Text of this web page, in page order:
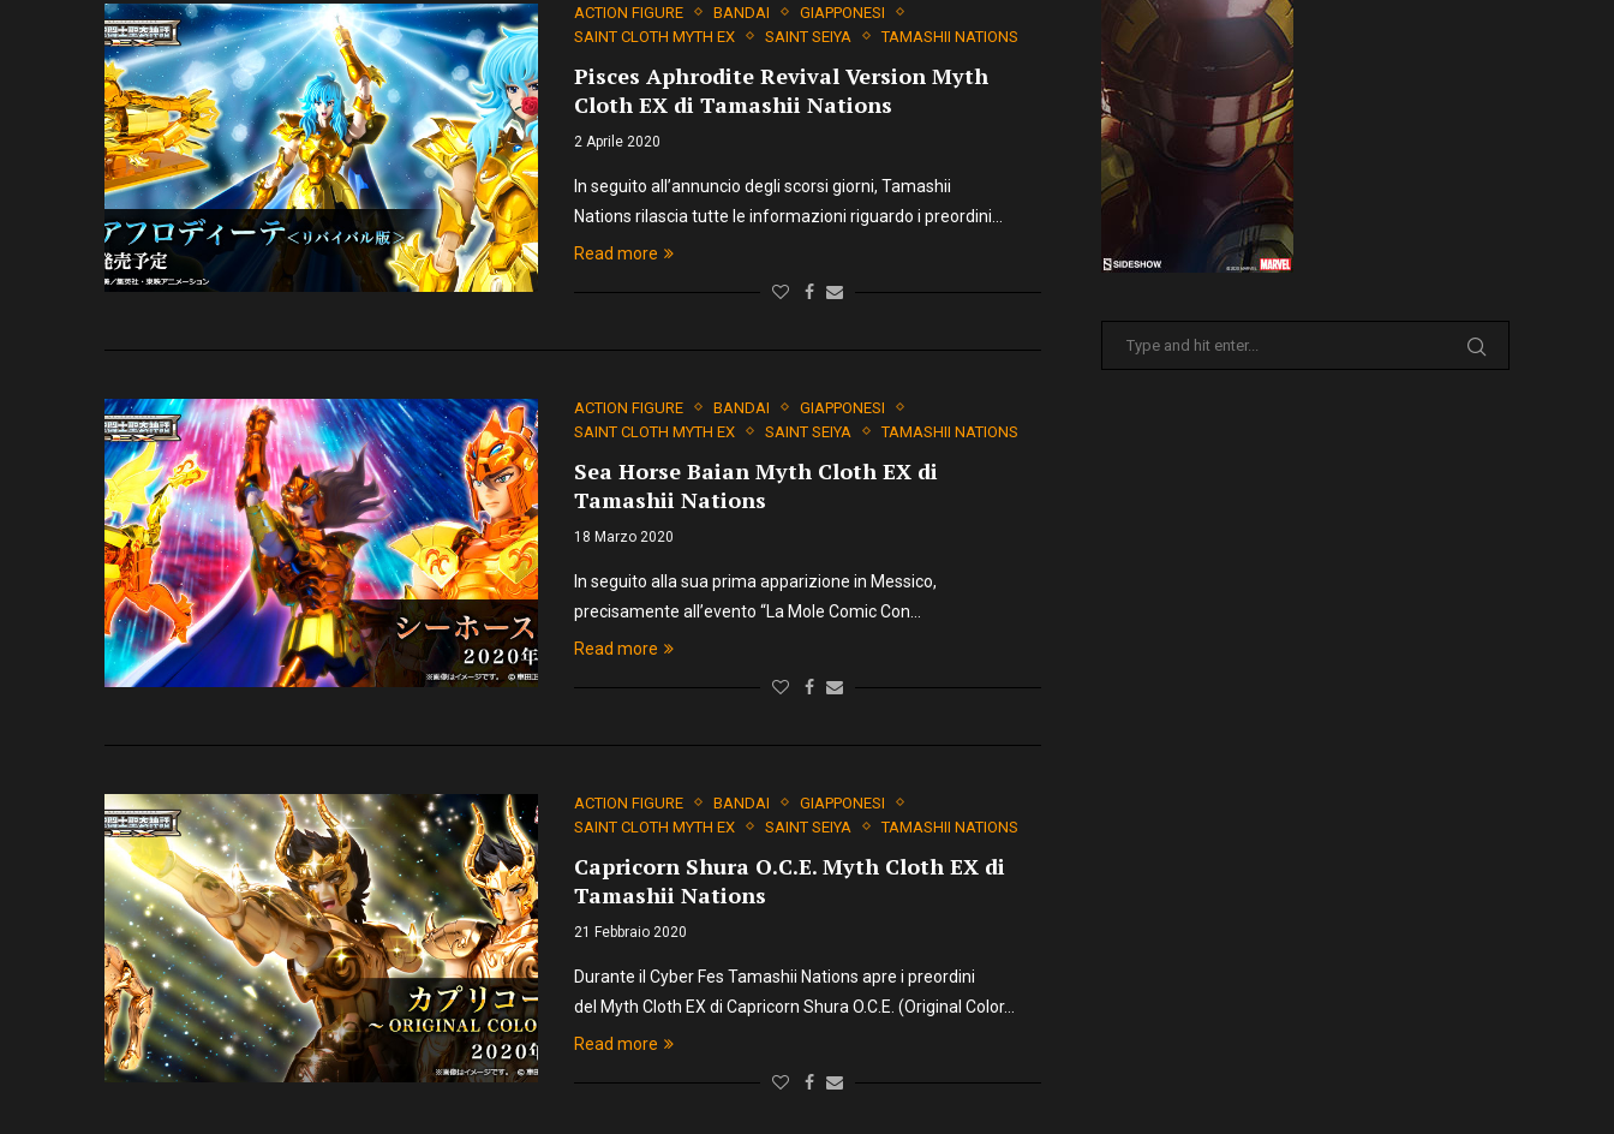
ACTION FIGURE BANDAI
GIAPPONESI
SAINT CLOTH MYTH EX
SAINT SEIYA TAMASHII NATIONS
Pisces Aphrodite Revival Version Myth
Cloth EX di Tamashii Nations
2 Aprile 2020
In seguito all’annuncio degli scorsi giorni, Tamashii
Nations rilascia tutte le informazioni riguardo i preordini…
Read more
ACTION FIGURE BANDAI
GIAPPONESI
SAINT CLOTH MYTH EX
SAINT SEIYA TAMASHII NATIONS
Sea Horse Baian Myth Cloth EX di
Tamashii Nations
18 Marzo 2020
In seguito alla sua prima apparizione in Messico,
precisamente all’evento “La Mole Comic Con…
Read more
ACTION FIGURE BANDAI
GIAPPONESI
SAINT CLOTH MYTH EX
SAINT SEIYA TAMASHII NATIONS
Capricorn Shura O.C.E. Myth Cloth EX di
Tamashii Nations
21 Febbraio 2020
Durante il Cyber Fes Tamashii Nations apre i preordini
del Myth Cloth EX di Capricorn Shura O.C.E. (Original Color…
Read more